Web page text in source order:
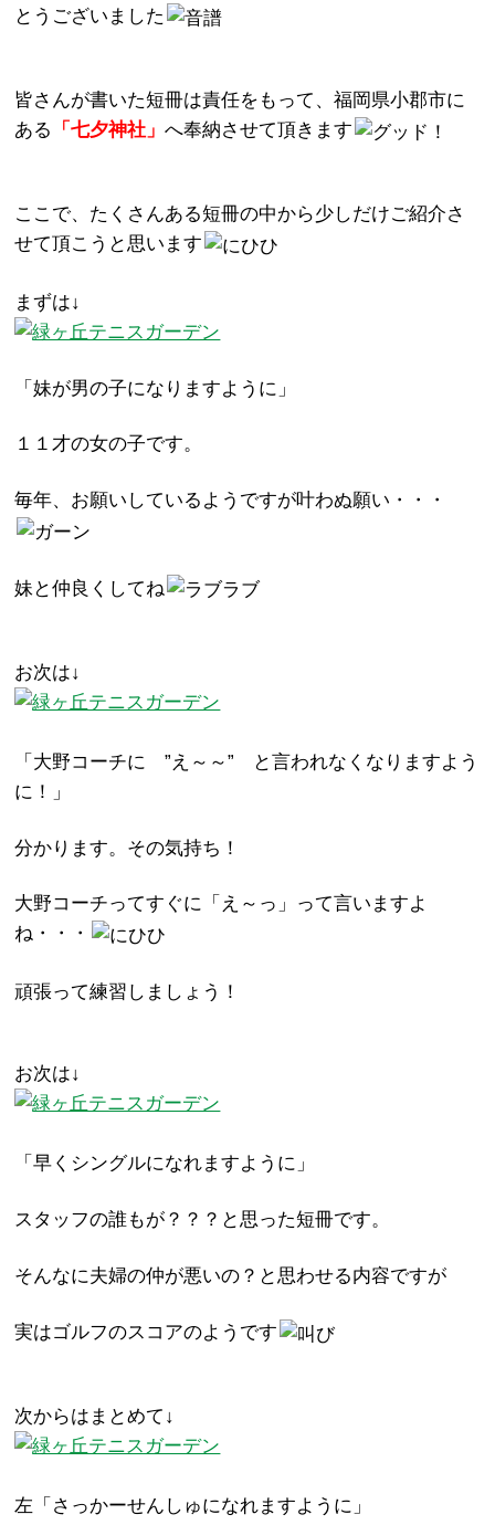
とうございました
皆さんが書いた短冊は責任をもって、福岡県小郡市に
ある
「七夕神社」へ奉納させて頂きます
ここで、たくさんある短冊の中から少しだけご紹介さ
せて頂こうと思います
まずは↓
「妹が男の子になりますように」
１１才の女の子です。
毎年、お願いしているようですが叶わぬ願い・・・
妹と仲良くしてね
お次は↓
「大野コーチに ”え～～” と言われなくなりますよう
に！」
分かります。その気持ち！
大野コーチってすぐに「え～っ」って言いますよ
ね・・・
頑張って練習しましょう！
お次は↓
「早くシングルになれますように」
スタッフの誰もが？？？と思った短冊です。
そんなに夫婦の仲が悪いの？と思わせる内容ですが
実はゴルフのスコアのようです
次からはまとめて↓
左「さっかーせんしゅになれますように」